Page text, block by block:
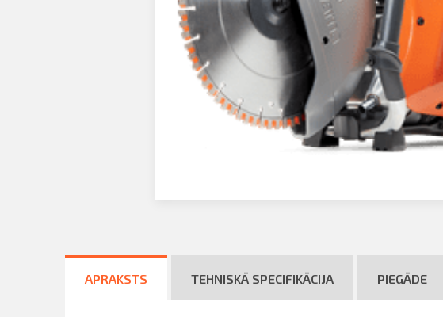
APRAKSTS TEHNISKĀ SPECIFIKĀCIJA PIEGĀDE